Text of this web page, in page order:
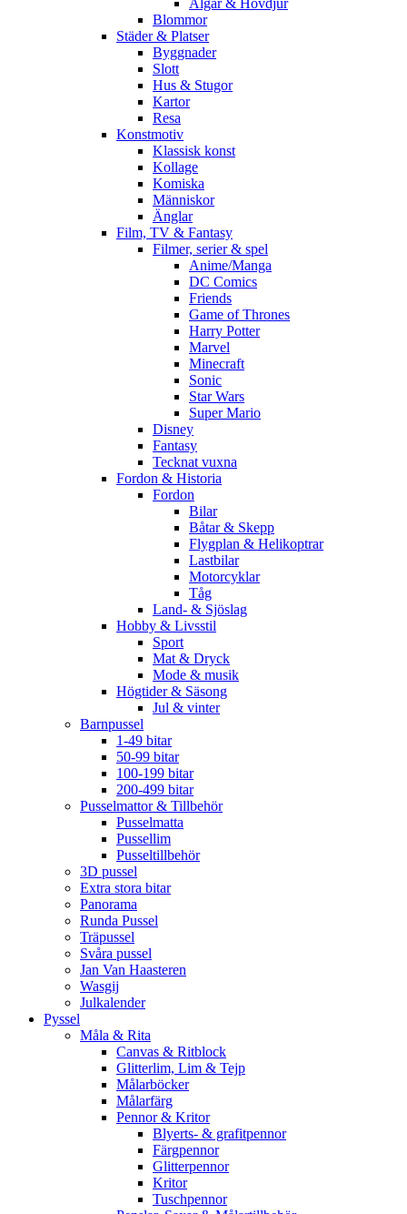
Blommor
Städer & Platser
Byggnader
Slott
Hus & Stugor
Kartor
Resa
Konstmotiv
Klassisk konst
Kollage
Komiska
Människor
Änglar
Film, TV & Fantasy
Filmer, serier & spel
Anime/Manga
DC Comics
Friends
Game of Thrones
Harry Potter
Marvel
Minecraft
Sonic
Star Wars
Super Mario
Disney
Fantasy
Tecknat vuxna
Fordon & Historia
Fordon
Bilar
Båtar & Skepp
Flygplan & Helikoptrar
Lastbilar
Motorcyklar
Tåg
Land- & Sjöslag
Hobby & Livsstil
Sport
Mat & Dryck
Mode & musik
Högtider & Säsong
Jul & vinter
Barnpussel
1-49 bitar
50-99 bitar
100-199 bitar
200-499 bitar
Pusselmattor & Tillbehör
Pusselmatta
Pussellim
Pusseltillbehör
3D pussel
Extra stora bitar
Panorama
Runda Pussel
Träpussel
Svåra pussel
Jan Van Haasteren
Wasgij
Julkalender
Pyssel
Måla & Rita
Canvas & Ritblock
Glitterlim, Lim & Tejp
Målarböcker
Målarfärg
Pennor & Kritor
Blyerts- & grafitpennor
Färgpennor
Glitterpennor
Kritor
Tuschpennor